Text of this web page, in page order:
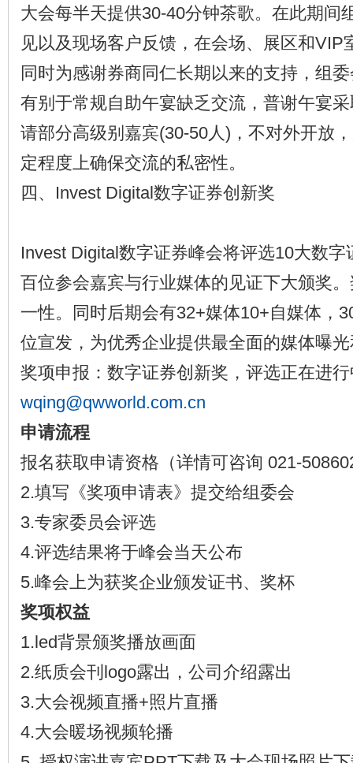
大会每半天提供30-40分钟茶歌。在此期间
见以及现场客户反馈，在会场、展区和VIP
同时为感谢券商同仁长期以来的支持，组
有别于常规自助午宴缺乏交流，普谢午宴
请部分高级别嘉宾(30-50人)，不对外开放
定程度上确保交流的私密性。
四、Invest Digital数字证券创新奖
Invest Digital数字证券峰会将评选10大数
百位参会嘉宾与行业媒体的见证下大颁奖
一性。同时后期会有32+媒体10+自媒体，
位宣发，为优秀企业提供最全面的媒体曝
奖项申报：数字证券创新奖，评选正在进
wqing@qwworld.com.cn
申请流程
报名获取申请资格（详情可咨询 021-
2.填写《奖项申请表》提交给组委会
3.专家委员会评选
4.评选结果将于峰会当天公布
5.峰会上为获奖企业颁发证书、奖杯
奖项权益
1.led背景颁奖播放画面
2.纸质会刊logo露出，公司介绍露出
3.大会视频直播+照片直播
4.大会暖场视频轮播